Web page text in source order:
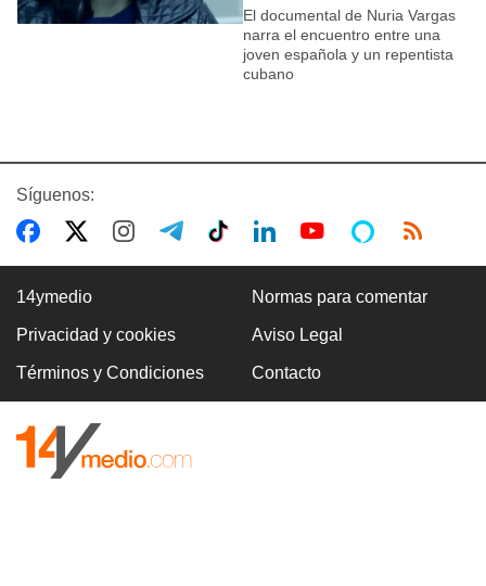
El documental de Nuria Vargas
narra el encuentro entre una
joven española y un repentista
cubano
Síguenos:
14ymedio Normas para comentar
Privacidad y cookies Aviso Legal
Términos y Condiciones Contacto